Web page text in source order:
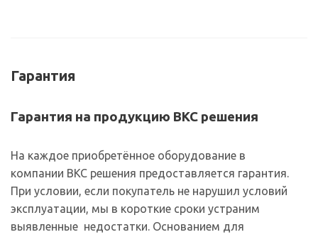
Гарантия
Гарантия на продукцию ВКС решения
На каждое приобретённое оборудование в
компании ВКС решения предоставляется гарантия.
При условии, если покупатель не нарушил условий
эксплуатации, мы в короткие сроки устраним
выявленные недостатки. Основанием для